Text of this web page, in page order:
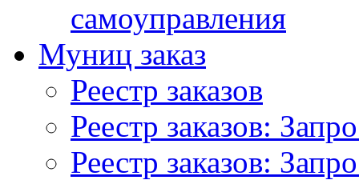
самоуправления
Муниц заказ
Реестр заказов
Реестр заказов:
Реестр заказов: